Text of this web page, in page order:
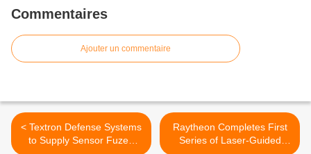
Commentaires
Ajouter un commentaire
< Textron Defense Systems
to Supply Sensor Fuzed
Raytheon Completes First
Series of Laser-Guided